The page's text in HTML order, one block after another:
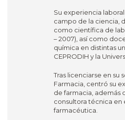
Su experiencia
campo de la ciencia,
como científica de
– 2007), así como
química en distintas
CEPRODIH y la
Tras licenciarse en su
Farmacia, centró su
de farmacia, además
consultora técnica en
farmacéutica.